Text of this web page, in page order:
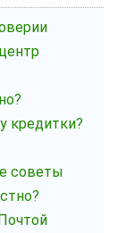
кредитки?
советы